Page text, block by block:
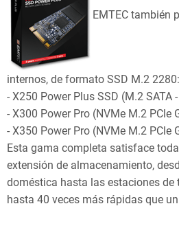
EMTEC también
internos, de formato SSD M.2 2280:
- X250 Power Plus SSD (M.2 SATA
- X300 Power Pro (NVMe M.2 PCle
- X350 Power Pro (NVMe M.2 PCle
Esta gama completa satisface
extensión de almacenamiento,
doméstica hasta las estaciones de
hasta 40 veces más rápidas que